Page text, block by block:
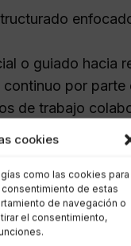
cookies
como las cookies para
de estas
de navegación o
el consentimiento,
o guiado hacia
por parte
de trabajo
abiertas a redes